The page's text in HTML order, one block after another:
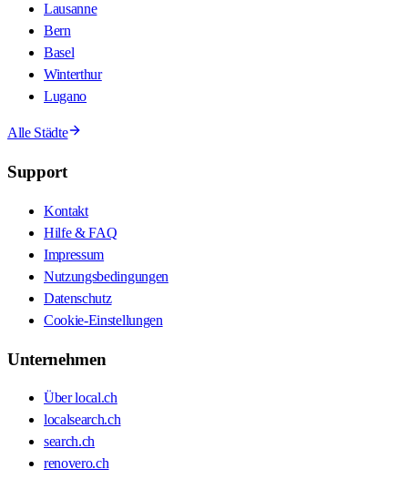
Lausanne
Bern
Basel
Winterthur
Lugano
Alle Städte
Support
Kontakt
Hilfe & FAQ
Impressum
Nutzungsbedingungen
Datenschutz
Cookie-Einstellungen
Unternehmen
Über local.ch
localsearch.ch
search.ch
renovero.ch